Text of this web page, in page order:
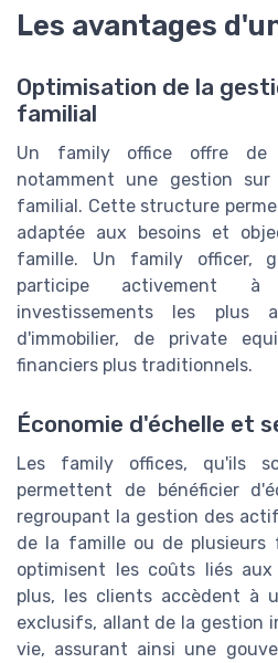
Les avantages
Optimisation de la
familial
Un family office offre de
notamment une gestion
familial. Cette structure
adaptée aux besoins et
famille. Un family officer,
participe activement
investissements les plus
d'immobilier, de private
financiers plus traditionnels.
Économie d'échelle et
Les family offices, qu'ils
permettent de bénéficier
regroupant la gestion des
de la famille ou de plusieurs
optimisent les coûts liés aux
plus, les clients accèdent à
exclusifs, allant de la gestion
vie, assurant ainsi une